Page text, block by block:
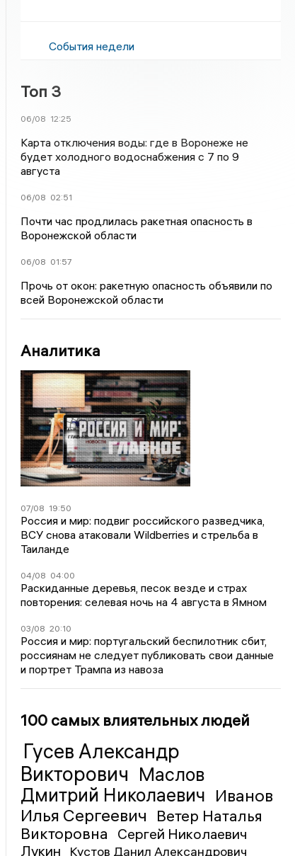
События недели
Топ 3
06/08 12:25
Карта отключения воды: где в Воронеже не
будет холодного водоснабжения с 7 по 9
августа
06/08 02:51
Почти час продлилась ракетная опасность в
Воронежской области
06/08 01:57
Прочь от окон: ракетную опасность объявили по
всей Воронежской области
Аналитика
07/08 19:50
Россия и мир: подвиг российского разведчика,
ВСУ снова атаковали Wildberries и стрельба в
Таиланде
04/08 04:00
Раскиданные деревья, песок везде и страх
повторения: селевая ночь на 4 августа в Ямном
03/08 20:10
Россия и мир: португальский беспилотник сбит,
россиянам не следует публиковать свои данные
и портрет Трампа из навоза
100 самых влиятельных людей
Гусев Александр
Викторович Маслов
Дмитрий Николаевич Иванов
Илья Сергеевич
Ветер Наталья
Викторовна
Сергей Николаевич
Лукин
Кустов Данил Александрович